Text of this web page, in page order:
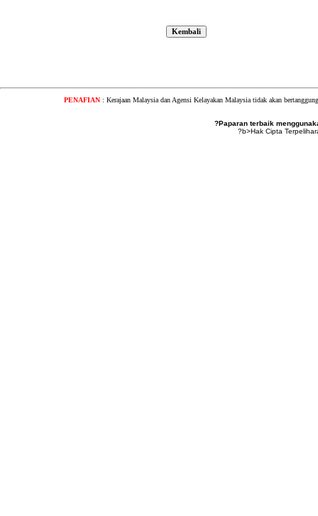
PENAFIAN : Kerajaan Malaysia dan Agensi Kelayakan Malaysia tidak akan
?Paparan terbaik
?b>Hak Cipta